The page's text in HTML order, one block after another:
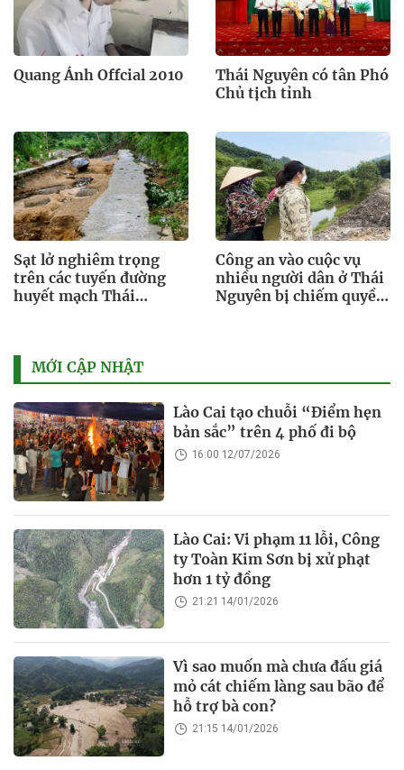
Quang Ánh Offcial 2010
Thái Nguyên có tân Phó
Chủ tịch tỉnh
Sạt lở nghiêm trọng
trên các tuyến đường
huyết mạch Thái
Công an vào cuộc vụ
nhiều người dân ở Thái
Nguyên bị chiếm quyền
MỚI CẬP NHẬT
Lào Cai tạo chuỗi “Điểm hẹn
bản sắc” trên 4 phố đi bộ
16:00 12/07/2026
Lào Cai: Vi phạm 11 lỗi, Công
ty Toàn Kim Sơn bị xử phạt
hơn 1 tỷ đồng
21:21 14/01/2026
Vì sao muốn mà chưa đấu giá
mỏ cát chiếm làng sau bão để
hỗ trợ bà con?
21:15 14/01/2026